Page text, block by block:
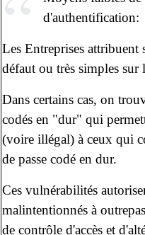
d'authentification:
Les Entreprises attribuent
défaut ou très simples sur
Dans certains cas, on
codés en "dur" qui
(voire illégal) à ceux qui
de passe codé en dur.
Ces vulnérabilités
malintentionnés à
de contrôle d'accès et